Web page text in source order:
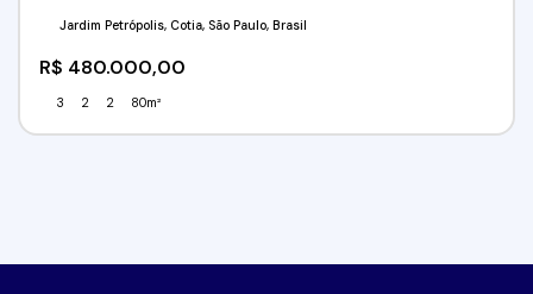
R$ 480.000,00
Jardim Petrópolis, Cotia, São Paulo, Brasil
3 2 2 80m²